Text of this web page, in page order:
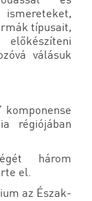
típusait,
válásuk
komponense
régiójában
három
el.
az Észak-